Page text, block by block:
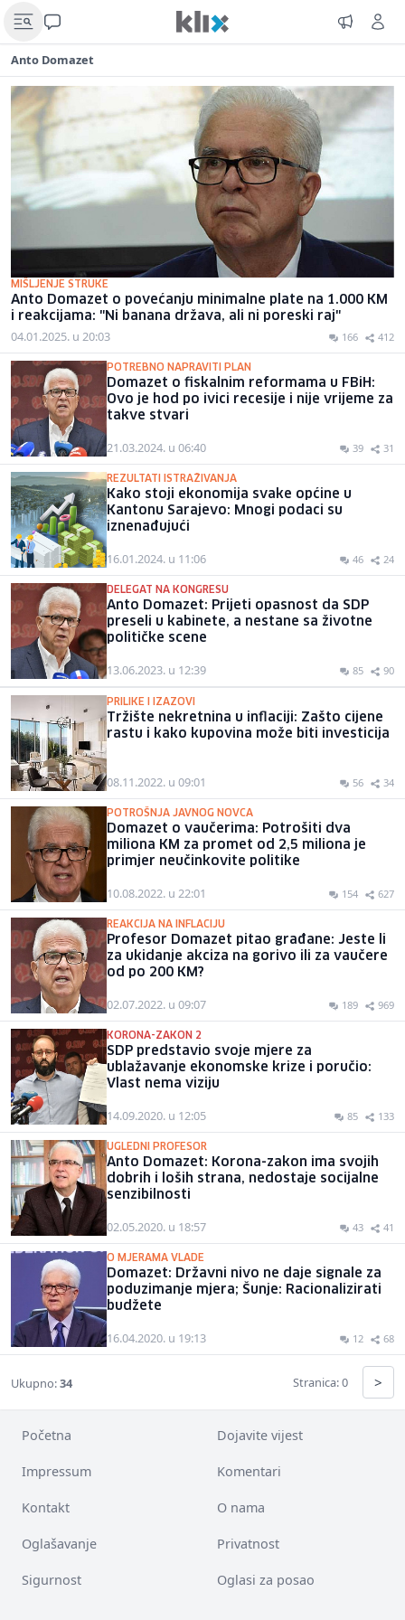
Anto Domazet
MIŠLJENJE STRUKE
Anto Domazet o povećanju minimalne plate na 1.000 KM
i reakcijama: "Ni banana država, ali ni poreski raj"
04.01.2025. u 20:03 166 412
POTREBNO NAPRAVITI PLAN
Domazet o fiskalnim reformama u FBiH:
Ovo je hod po ivici recesije i nije vrijeme za
takve stvari
21.03.2024. u 06:40 39 31
REZULTATI ISTRAŽIVANJA
Kako stoji ekonomija svake općine u
Kantonu Sarajevo: Mnogi podaci su
iznenađujući
16.01.2024. u 11:06 46 24
DELEGAT NA KONGRESU
Anto Domazet: Prijeti opasnost da SDP
preseli u kabinete, a nestane sa životne
političke scene
13.06.2023. u 12:39 85 90
PRILIKE I IZAZOVI
Tržište nekretnina u inflaciji: Zašto cijene
rastu i kako kupovina može biti investicija
08.11.2022. u 09:01 56 34
POTROŠNJA JAVNOG NOVCA
Domazet o vaučerima: Potrošiti dva
miliona KM za promet od 2,5 miliona je
primjer neučinkovite politike
10.08.2022. u 22:01 154 627
REAKCIJA NA INFLACIJU
Profesor Domazet pitao građane: Jeste li
za ukidanje akciza na gorivo ili za vaučere
od po 200 KM?
02.07.2022. u 09:07 189 969
KORONA-ZAKON 2
SDP predstavio svoje mjere za
ublažavanje ekonomske krize i poručio:
Vlast nema viziju
14.09.2020. u 12:05 85 133
UGLEDNI PROFESOR
Anto Domazet: Korona-zakon ima svojih
dobrih i loših strana, nedostaje socijalne
senzibilnosti
02.05.2020. u 18:57 43 41
O MJERAMA VLADE
Domazet: Državni nivo ne daje signale za
poduzimanje mjera; Šunje: Racionalizirati
budžete
16.04.2020. u 19:13 12 68
Ukupno:34 Stranica: 0 >
Početna Dojavite vijest
Impressum Komentari
Kontakt O nama
Oglašavanje Privatnost
Sigurnost Oglasi za posao